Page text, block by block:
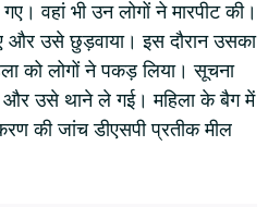
वहां भी उन लोगों ने मारपीट की।
और उसे छुड़वाया। इस दौरान उसका
को लोगों ने पकड़ लिया। सूचना
और उसे थाने ले गई। महिला के बैग में
की जांच डीएसपी प्रतीक मील